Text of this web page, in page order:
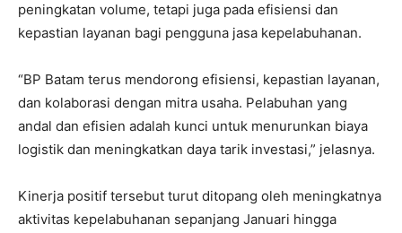
peningkatan volume, tetapi juga pada efisiensi dan
kepastian layanan bagi pengguna jasa kepelabuhanan.
“BP Batam terus mendorong efisiensi, kepastian layanan,
dan kolaborasi dengan mitra usaha. Pelabuhan yang
andal dan efisien adalah kunci untuk menurunkan biaya
logistik dan meningkatkan daya tarik investasi,” jelasnya.
Kinerja positif tersebut turut ditopang oleh meningkatnya
aktivitas kepelabuhanan sepanjang Januari hingga